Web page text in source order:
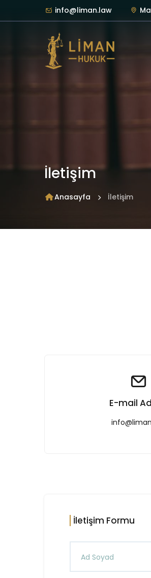
info@liman.law
İletişim
Anasayfa İletişim
E-mail
İletişim Formu